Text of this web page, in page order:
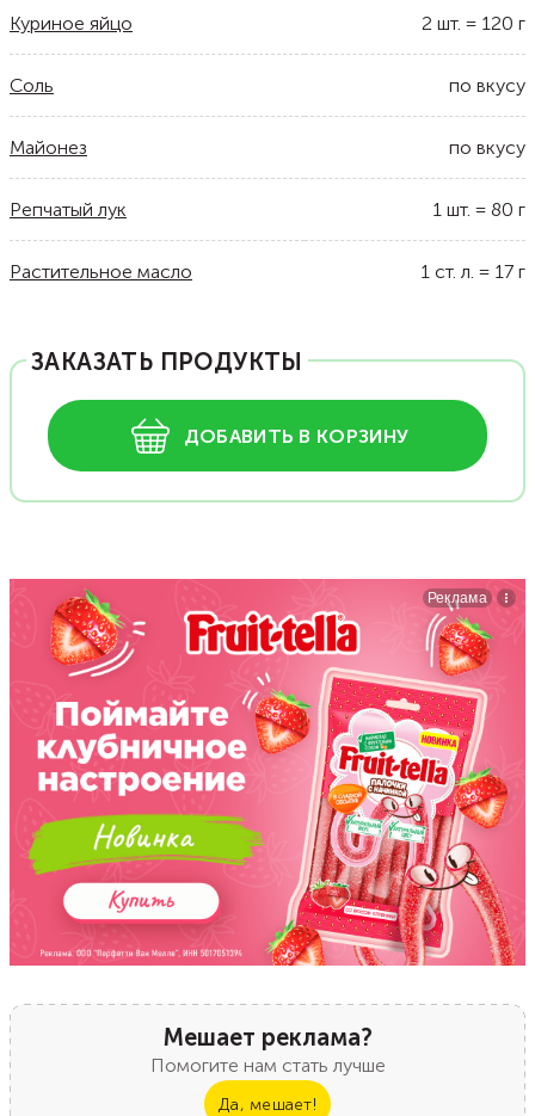
Куриное яйцо 2 шт. = 120 г
Соль по вкусу
Майонез по вкусу
Репчатый лук 1 шт. = 80 г
Растительное масло 1 ст. л. = 17 г
ЗАКАЗАТЬ ПРОДУКТЫ
ДОБАВИТЬ В КОРЗИНУ
Мешает реклама?
Помогите нам стать лучше
Да, мешает!